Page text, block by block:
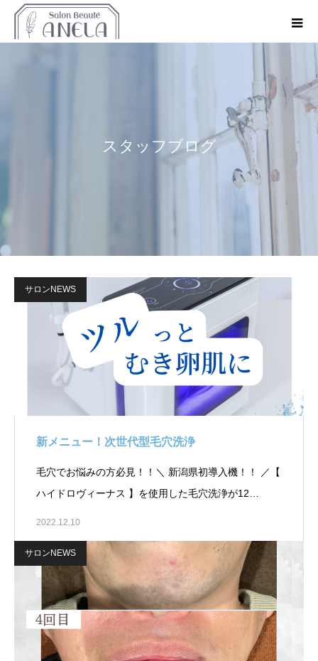
スタッフブログ
サロンNEWS
新メニュー！次世代型毛穴洗浄
毛穴でお悩みの方必見！！＼ 新潟県初導入機！！ ／【
ハイドロヴィーナス 】を使用した毛穴洗浄が12…
2022.12.10
サロンNEWS